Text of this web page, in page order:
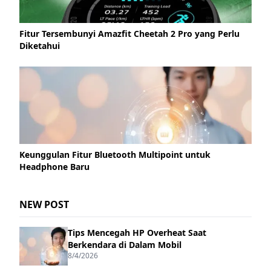
Fitur Tersembunyi Amazfit Cheetah 2 Pro yang Perlu
Diketahui
Keunggulan Fitur Bluetooth Multipoint untuk
Headphone Baru
NEW POST
Tips Mencegah HP Overheat Saat
Berkendara di Dalam Mobil
8/4/2026